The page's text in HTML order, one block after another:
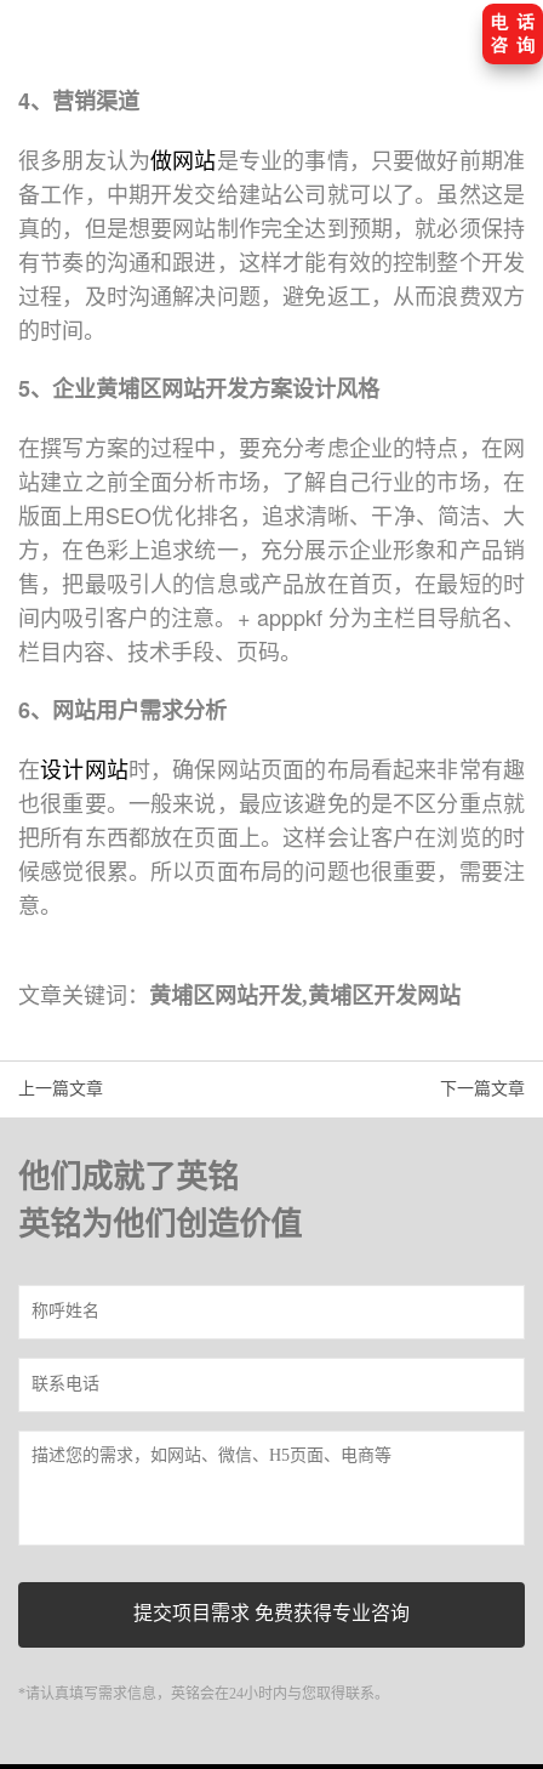
4、营销渠道
很多朋友认为做网站是专业的事情，只要做好前期准
备工作，中期开发交给建站公司就可以了。虽然这是
真的，但是想要网站制作完全达到预期，就必须保持
有节奏的沟通和跟进，这样才能有效的控制整个开发
过程，及时沟通解决问题，避免返工，从而浪费双方
的时间。
5、企业黄埔区网站开发方案设计风格
在撰写方案的过程中，要充分考虑企业的特点，在网
站建立之前全面分析市场，了解自己行业的市场，在
版面上用SEO优化排名，追求清晰、干净、简洁、大
方，在色彩上追求统一，充分展示企业形象和产品销
售，把最吸引人的信息或产品放在首页，在最短的时
间内吸引客户的注意。+ apppkf 分为主栏目导航名、
栏目内容、技术手段、页码。
6、网站用户需求分析
在设计网站时，确保网站页面的布局看起来非常有趣
也很重要。一般来说，最应该避免的是不区分重点就
把所有东西都放在页面上。这样会让客户在浏览的时
候感觉很累。所以页面布局的问题也很重要，需要注
意。
文章关键词： 黄埔区网站开发,黄埔区开发网站
上一篇文章 下一篇文章
他们成就了英铭
英铭为他们创造价值
*请认真填写需求信息，英铭会在24小时内与您取得联系。